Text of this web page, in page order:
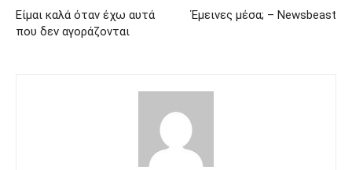
Είμαι καλά όταν έχω αυτά
που δεν αγοράζονται
Έμεινες μέσα; – Newsbeast